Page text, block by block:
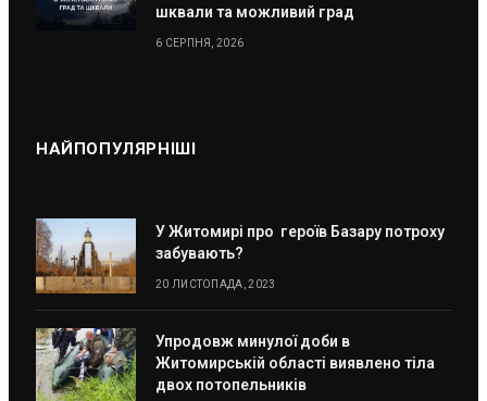
шквали та можливий град
6 СЕРПНЯ, 2026
НАЙПОПУЛЯРНІШІ
У Житомирі про героїв Базару потроху
забувають?
20 ЛИСТОПАДА, 2023
Упродовж минулої доби в
Житомирській області виявлено тіла
двох потопельників